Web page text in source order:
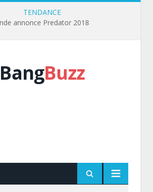
TENDANCE
annonce Predator 2018
BangBuzz